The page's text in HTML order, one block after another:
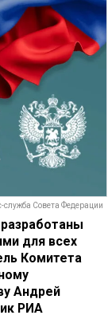
служба Совета Федерации
для всех
Комитета
Андрей
РИА